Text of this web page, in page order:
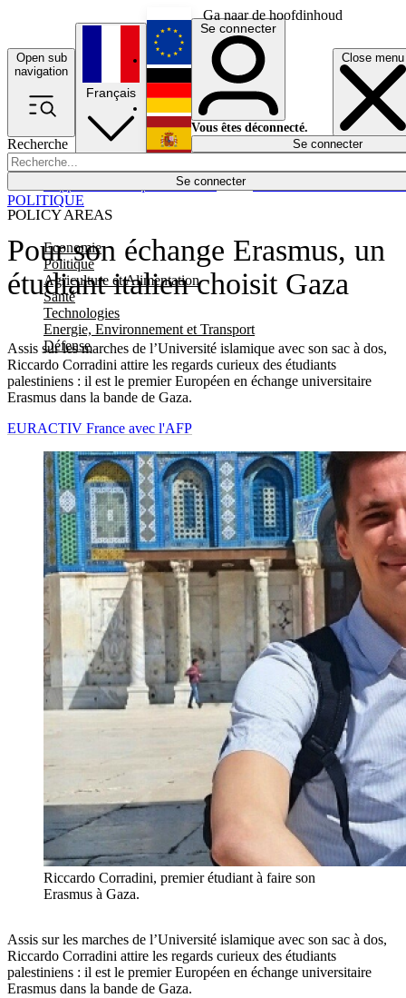
Ga naar de hoofdinhoud
Open sub
navigation
Close menu
Recherche
Se connecter
POLICY AREAS
Economie
Politique
Agriculture et Alimentation
Santé
Technologies
Energie, Environnement et Transport
Défense
Économie
Français
English
Deutsch
Español
Se connecter
Vous êtes déconnecté.
Se connecter
Pour son échange Erasmus, un
étudiant italien choisit Gaza
Assis sur les marches de l’Université islamique avec son sac à dos,
Riccardo Corradini attire les regards curieux des étudiants
palestiniens : il est le premier Européen en échange universitaire
Erasmus dans la bande de Gaza.
POLITIQUE
EURACTIV France avec l'AFP
Riccardo Corradini, premier étudiant à faire son
Erasmus à Gaza.
Assis sur les marches de l’Université islamique avec son sac à dos,
Riccardo Corradini attire les regards curieux des étudiants
palestiniens : il est le premier Européen en échange universitaire
Erasmus dans la bande de Gaza.